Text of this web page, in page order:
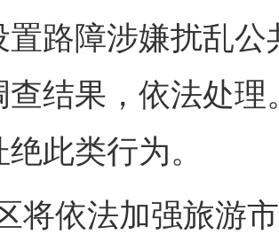
置路障涉嫌扰乱
查结果，依法处
此类行为。
依法加强旅游市